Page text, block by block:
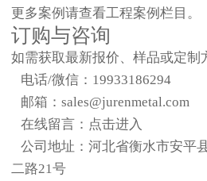
更多案例请查看工程案例 栏目。
订购与咨询
如需获取最新报价、样品或定制
电话/微信： 19933186294
邮箱： sales@jurenmetal.com
在线留言： 点击进入
公司地址：河北省衡水市安平
二路21号